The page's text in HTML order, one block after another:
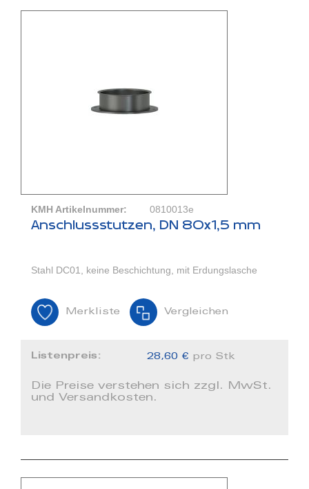
KMH Artikelnummer: 0810013e
Anschlussstutzen, DN 80x1,5 mm
Stahl DC01, keine Beschichtung, mit Erdungslasche
Merkliste Vergleichen
Listenpreis: 28,60 € pro Stk
Die Preise verstehen sich zzgl. MwSt.
und Versandkosten.